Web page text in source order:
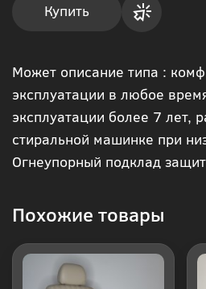
Купить
в 1
клик
Может описание типа :
эксплуатации в любое
эксплуатации более 7 лет,
стиральной машинке при
Огнеупорный подклад
Похожие товары